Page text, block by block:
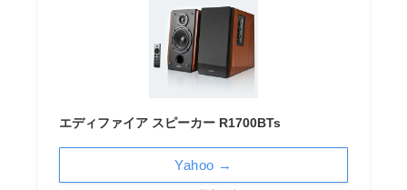
エディファイア スピーカー R1700BTs
Yahoo →